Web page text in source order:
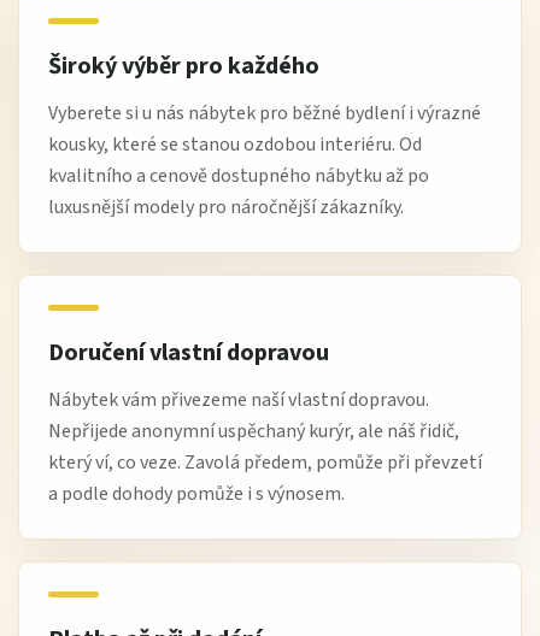
Široký výběr pro každého
Vyberete si u nás nábytek pro běžné bydlení i výrazné
kousky, které se stanou ozdobou interiéru. Od
kvalitního a cenově dostupného nábytku až po
luxusnější modely pro náročnější zákazníky.
Doručení vlastní dopravou
Nábytek vám přivezeme naší vlastní dopravou.
Nepřijede anonymní uspěchaný kurýr, ale náš řidič,
který ví, co veze. Zavolá předem, pomůže při převzetí
a podle dohody pomůže i s výnosem.